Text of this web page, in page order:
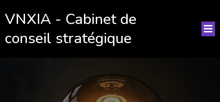
VNXIA - Cabinet de
conseil stratégique